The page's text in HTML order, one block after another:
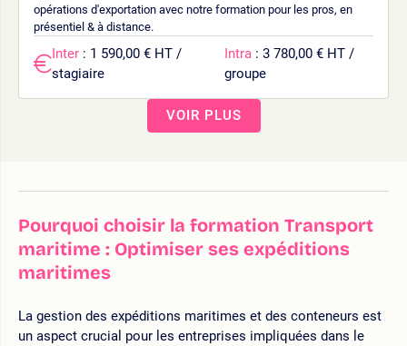
opérations d'exportation avec notre formation pour les pros, en
présentiel & à distance.
Inter : 1 590,00 € HT /
stagiaire
Intra : 3 780,00 € HT /
groupe
VOIR PLUS
Pourquoi choisir la formation Transport
maritime : Optimiser ses expéditions
maritimes
La gestion des expéditions maritimes et des conteneurs est
un aspect crucial pour les entreprises impliquées dans le